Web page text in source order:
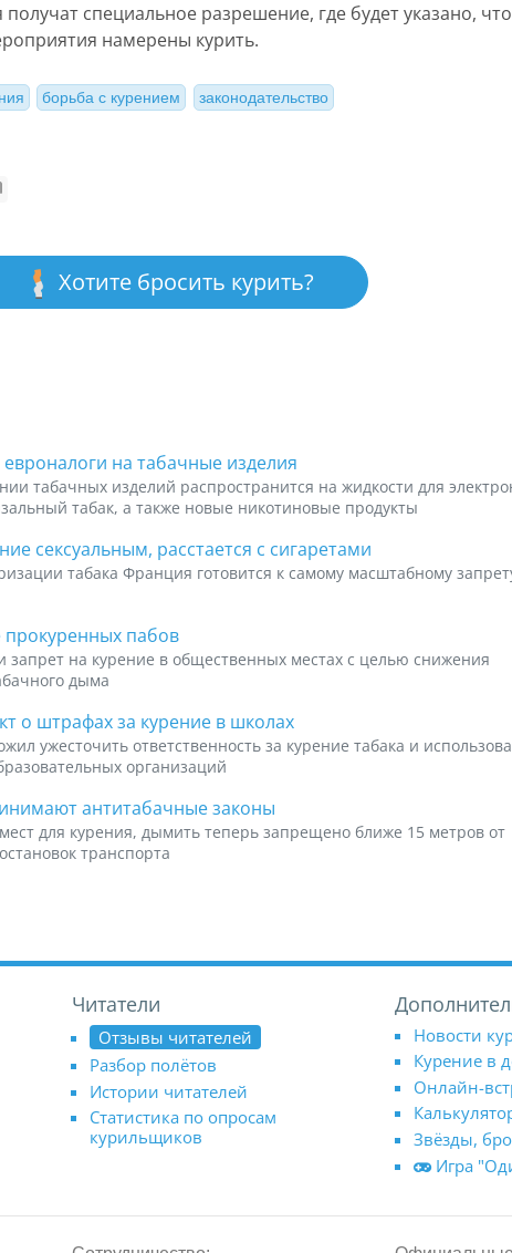
специальное разрешение, где будет указано, что
намерены курить.
борьба с курением законодательство
Хотите бросить курить?
на табачные изделия
табачных изделий распространится на жидкости для
табак, а также новые никотиновые продукты
сексуальным, расстается с сигаретами
табака Франция готовится к самому масштабному
пабов
запрет на курение в общественных местах с целью снижения
дыма
о штрафах за курение в школах
ужесточить ответственность за курение табака и
организаций
антитабачные законы
для курения, дымить теперь запрещено ближе 15 метров от
транспорта
Читатели
Отзывы читателей
Разбор полётов
Истории читателей
Статистика по опросам
курильщиков
Новости
Курение в
Онлайн-
Звёзды,
Игра